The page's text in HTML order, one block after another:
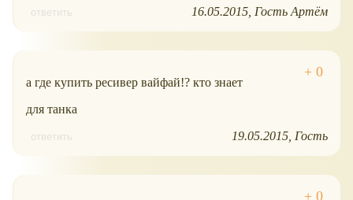
ответить 16.05.2015 Гость Артём
а где купить ресивер вайфай!? кто знает
для танка
ответить 19.05.2015 Гость